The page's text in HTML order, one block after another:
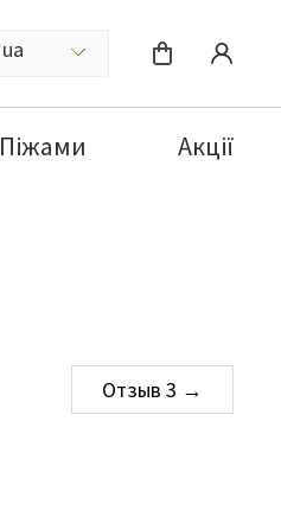
ua
Піжами Акції
Отзыв 3 →